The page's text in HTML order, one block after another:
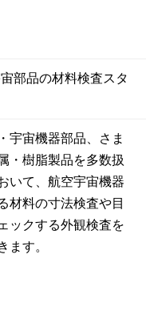
部品の材料検査スタ
宇宙機器部品、さま
・樹脂製品を多数扱
いて、航空宇宙機器
材料の寸法検査や目
ックする外観検査を
ます。